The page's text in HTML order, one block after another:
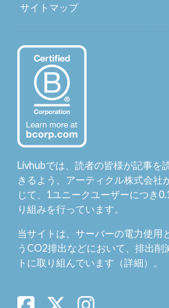
サイトマップ
Livhubでは、読者の皆様が記事を
きるよう、アーティクル株式会社
じて、1ユニークユーザーにつき
り組みを行っています。
当サイトは、サーバーの電力使用
うCO2排出などにおいて、排出削
トに取り組んでいます（詳細）。